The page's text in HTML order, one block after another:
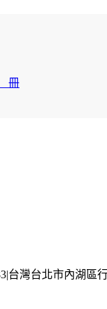
冊
|台灣台北市內湖區